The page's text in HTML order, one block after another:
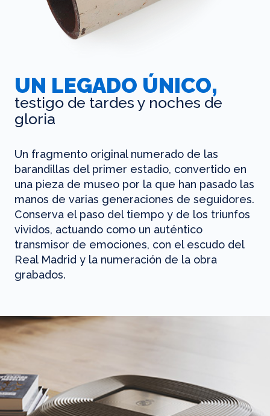
UN LEGADO ÚNICO,
testigo de tardes y noches de
gloria
Un fragmento original numerado de las
barandillas del primer estadio, convertido en
una pieza de museo por la que han pasado las
manos de varias generaciones de seguidores.
Conserva el paso del tiempo y de los triunfos
vividos, actuando como un auténtico
transmisor de emociones, con el escudo del
Real Madrid y la numeración de la obra
grabados.